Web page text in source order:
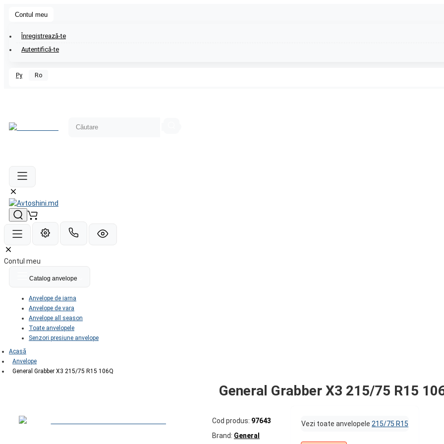
Contul meu
Înregistrează-te
Autentifică-te
Ру Ro
Contul meu
Catalog anvelope
Anvelope de iarna
Anvelope de vara
Anvelope all season
Toate anvelopele
Senzori presiune anvelope
Acasă
Anvelope
General Grabber X3 215/75 R15 106Q
General Grabber X3 215/75 R15
Cod produs: 97643
Brand: General
Vezi toate anvelopele 215/75 R15